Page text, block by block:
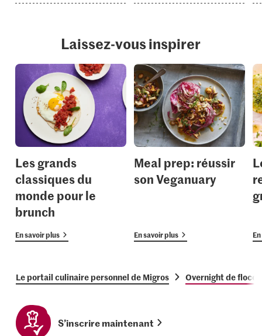
Laissez-vous inspirer
Les grands
classiques du
monde pour le
brunch
En savoir plus
Meal prep: réussir
son Veganuary
En savoir plus
Le portail culinaire personnel de Migros Overnight de
S’inscrire maintenant